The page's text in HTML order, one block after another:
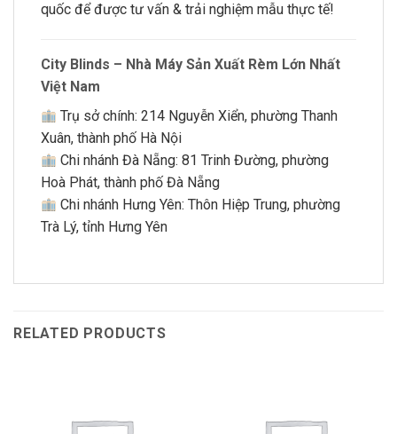
quốc để được tư vấn & trải nghiệm mẫu thực tế!
City Blinds – Nhà Máy Sản Xuất Rèm Lớn Nhất
Việt Nam
Trụ sở chính: 214 Nguyễn Xiển, phường Thanh
Xuân, thành phố Hà Nội
Chi nhánh Đà Nẵng: 81 Trinh Đường, phường
Hoà Phát, thành phố Đà Nẵng
Chi nhánh Hưng Yên: Thôn Hiệp Trung, phường
Trà Lý, tỉnh Hưng Yên
RELATED PRODUCTS